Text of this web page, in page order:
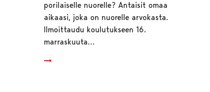
porilaiselle nuorelle? Antaisit omaa
aikaasi, joka on nuorelle arvokasta.
Ilmoittaudu koulutukseen 16.
marraskuuta…